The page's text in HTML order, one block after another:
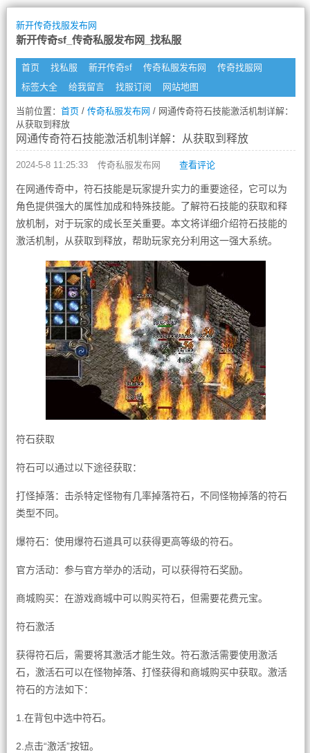
新开传奇找服发布网
新开传奇sf_传奇私服发布网_找私服
首页 找私服 新开传奇sf 传奇私服发布网
传奇找服网
标签大全
给我留言 找服订阅 网站地图
当前位置： 首页/ 传奇私服发布网 / 网通传奇符石技能激活机制详解：
从获取到释放
网通传奇符石技能激活机制详解：从获取到释放
2024-5-8 11:25:33 传奇私服发布网 查看评论
在网通传奇中，符石技能是玩家提升实力的重要途径，它可以为
角色提供强大的属性加成和特殊技能。了解符石技能的获取和释
放机制，对于玩家的成长至关重要。本文将详细介绍符石技能的
激活机制，从获取到释放，帮助玩家充分利用这一强大系统。
符石获取
符石可以通过以下途径获取：
打怪掉落：击杀特定怪物有几率掉落符石，不同怪物掉落的符石
类型不同。
爆符石：使用爆符石道具可以获得更高等级的符石。
官方活动：参与官方举办的活动，可以获得符石奖励。
商城购买：在游戏商城中可以购买符石，但需要花费元宝。
符石激活
获得符石后，需要将其激活才能生效。符石激活需要使用激活
石，激活石可以在怪物掉落、打怪获得和商城购买中获取。激活
符石的方法如下：
1.在背包中选中符石。
2.点击“激活”按钮。